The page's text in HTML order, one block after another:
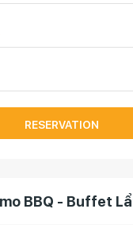
RESERVATION
BBQ - Buffet